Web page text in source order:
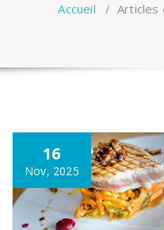
Accueil / Articles
16
Nov, 2025